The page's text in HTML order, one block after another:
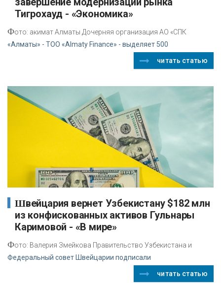
Тигрохауд - «Экономика»
Фото: акимат Алматы Дочерняя организация АО «СПК
«Алматы» - ТОО «Almaty Finance» - выделяет 500
читать статью
Швейцария вернет Узбекистану $182 млн
из конфискованных активов Гульнары
Каримовой - «В мире»
Фото: Валерия Змейкова Правительство Узбекистана и
Федеральный совет Швейцарии подписали
читать статью